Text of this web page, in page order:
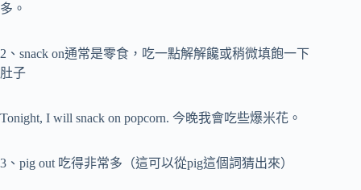
多。
2、snack on通常是零食，吃一點解解饞或稍微填飽一下
肚子
Tonight, I will snack on popcorn. 今晚我會吃些爆米花。
3、pig out 吃得非常多（這可以從pig這個詞猜出來）